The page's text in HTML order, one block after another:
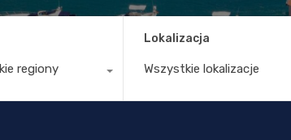
regiony
Lokalizacja
Wszystkie lokalizacje